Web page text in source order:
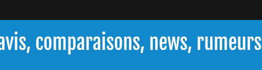
comparaisons, news, rumeurs